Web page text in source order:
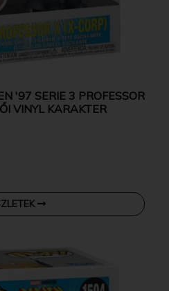
'97 SERIE 3 PROFESSOR
VINYL KARAKTER